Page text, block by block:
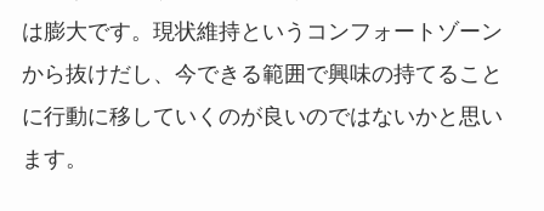
は膨大です。現状維持というコンフォートゾーン
から抜けだし、今できる範囲で興味の持てること
に行動に移していくのが良いのではないかと思い
ます。